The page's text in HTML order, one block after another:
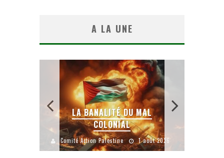
A LA UNE
LA BANALITÉ DU MAL
COLONIAL
Comité Action Palestine 1 août 2026